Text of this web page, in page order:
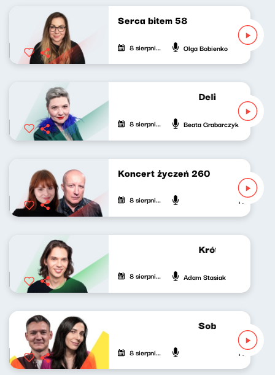
Serca bitem 58
8 sierpnia 2026 Olga Bobienko
Deliberatorium
8 sierpnia 2026 Beata Grabarczyk
Koncert życzeń 260
8 sierpnia 2026 Piotr
Krótkie
8 sierpnia 2026 Adam Stasiak
Sobotni brzask
8 sierpnia 2026 Patryk